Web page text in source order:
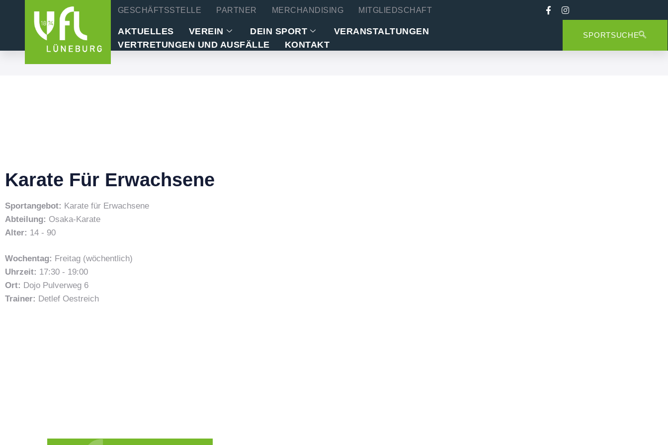
GESCHÄFTSSTELLE PARTNER MERCHANDISING MITGLIEDSCHAFT
AKTUELLES VEREIN DEIN SPORT
VERANSTALTUNGEN
VERTRETUNGEN UND AUSFÄLLE
KONTAKT
SPORTSUCHE
Karate Für Erwachsene
Sportangebot: Karate für Erwachsene
Abteilung: Osaka-Karate
Alter: 14 - 90
Wochentag: Freitag (wöchentlich)
Uhrzeit: 17:30 - 19:00
Ort: Dojo Pulverweg 6
Trainer: Detlef Oestreich